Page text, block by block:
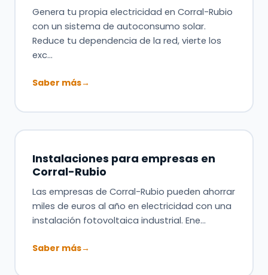
Genera tu propia electricidad en Corral-Rubio
con un sistema de autoconsumo solar.
Reduce tu dependencia de la red, vierte los
exc…
Saber más→
Instalaciones para empresas en
Corral-Rubio
Las empresas de Corral-Rubio pueden ahorrar
miles de euros al año en electricidad con una
instalación fotovoltaica industrial. Ene…
Saber más→